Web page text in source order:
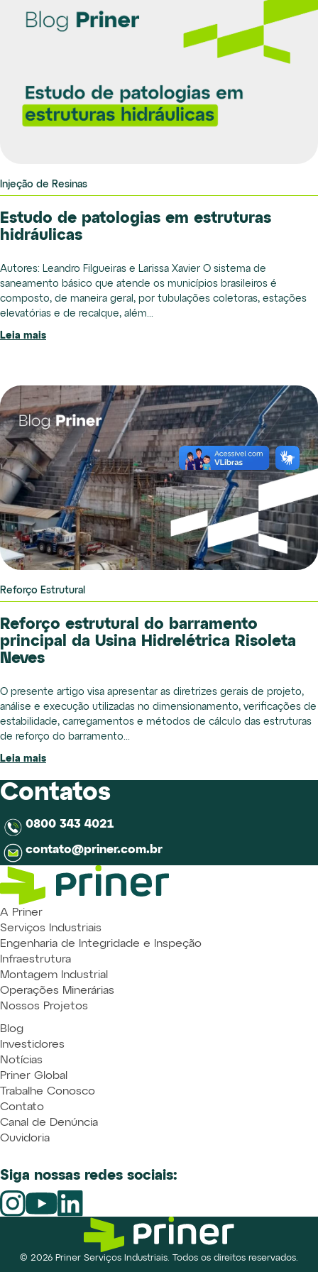
Injeção de Resinas
Estudo de patologias em estruturas
hidráulicas
Autores: Leandro Filgueiras e Larissa Xavier O sistema de
saneamento básico que atende os municípios brasileiros é
composto, de maneira geral, por tubulações coletoras, estações
elevatórias e de recalque, além...
Leia mais
Reforço Estrutural
Reforço estrutural do barramento
principal da Usina Hidrelétrica Risoleta
Neves
O presente artigo visa apresentar as diretrizes gerais de projeto,
análise e execução utilizadas no dimensionamento, verificações de
estabilidade, carregamentos e métodos de cálculo das estruturas
de reforço do barramento...
Leia mais
Contatos
0800 343 4021
contato@priner.com.br
A Priner
Serviços Industriais
Engenharia de Integridade e Inspeção
Infraestrutura
Montagem Industrial
Operações Minerárias
Nossos Projetos
Blog
Investidores
Notícias
Priner Global
Trabalhe Conosco
Contato
Canal de Denúncia
Ouvidoria
Siga nossas redes sociais:
© 2026 Priner Serviços Industriais. Todos os direitos reservados.